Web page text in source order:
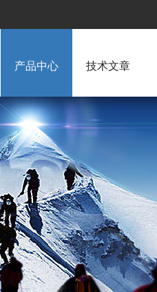
产品中心 技术文章